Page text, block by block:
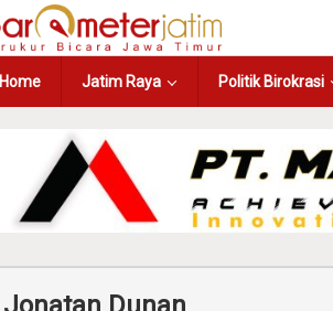
Home Jatim Raya Politik Birokrasi